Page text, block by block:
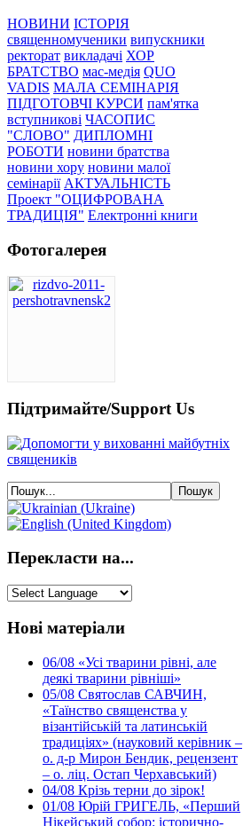
НОВИНИ ІСТОРІЯ
священномученики випускники
ректорат викладачі ХОР
БРАТСТВО мас-медія QUO
VADIS МАЛА СЕМІНАРІЯ
ПІДГОТОВЧІ КУРСИ пам'ятка
вступникові ЧАСОПИС
"СЛОВО" ДИПЛОМНІ
РОБОТИ новини братства
новини хору новини малої
семінарії АКТУАЛЬНІСТЬ
Проект "ОЦИФРОВАНА
ТРАДИЦІЯ" Електронні книги
Фотогалерея
Підтримайте/Support Us
Перекласти на...
Нові матеріали
06/08 «Усі тварини рівні, але
деякі тварини рівніші»
05/08 Святослав САВЧИН,
«Таїнство священства у
візантійській та латинській
традиціях» (науковий керівник –
о. д-р Мирон Бендик, рецензент
– о. ліц. Остап Черхавський)
04/08 Крізь терни до зірок!
01/08 Юрій ГРИГЕЛЬ, «Перший
Нікейський собор: історично-